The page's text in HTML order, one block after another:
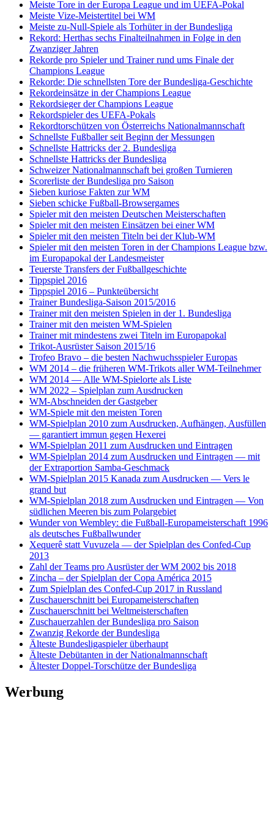
Meiste Tore in der Europa League und im UEFA-Pokal
Meiste Vize-Meistertitel bei WM
Meiste zu-Null-Spiele als Torhüter in der Bundesliga
Rekord: Herthas sechs Finalteilnahmen in Folge in den
Zwanziger Jahren
Rekorde pro Spieler und Trainer rund ums Finale der
Champions League
Rekorde: Die schnellsten Tore der Bundesliga-Geschichte
Rekordeinsätze in der Champions League
Rekordsieger der Champions League
Rekordspieler des UEFA-Pokals
Rekordtorschützen von Österreichs Nationalmannschaft
Schnellste Fußballer seit Beginn der Messungen
Schnellste Hattricks der 2. Bundesliga
Schnellste Hattricks der Bundesliga
Schweizer Nationalmannschaft bei großen Turnieren
Scorerliste der Bundesliga pro Saison
Sieben kuriose Fakten zur WM
Sieben schicke Fußball-Browsergames
Spieler mit den meisten Deutschen Meisterschaften
Spieler mit den meisten Einsätzen bei einer WM
Spieler mit den meisten Titeln bei der Klub-WM
Spieler mit den meisten Toren in der Champions League bzw.
im Europapokal der Landesmeister
Teuerste Transfers der Fußballgeschichte
Tippspiel 2016
Tippspiel 2016 – Punkteübersicht
Trainer Bundesliga-Saison 2015/2016
Trainer mit den meisten Spielen in der 1. Bundesliga
Trainer mit den meisten WM-Spielen
Trainer mit mindestens zwei Titeln im Europapokal
Trikot-Ausrüster Saison 2015/16
Trofeo Bravo – die besten Nachwuchsspieler Europas
WM 2014 – die früheren WM-Trikots aller WM-Teilnehmer
WM 2014 — Alle WM-Spielorte als Liste
WM 2022 – Spielplan zum Ausdrucken
WM-Abschneiden der Gastgeber
WM-Spiele mit den meisten Toren
WM-Spielplan 2010 zum Ausdrucken, Aufhängen, Ausfüllen
— garantiert immun gegen Hexerei
WM-Spielplan 2011 zum Ausdrucken und Eintragen
WM-Spielplan 2014 zum Ausdrucken und Eintragen — mit
der Extraportion Samba-Geschmack
WM-Spielplan 2015 Kanada zum Ausdrucken — Vers le
grand but
WM-Spielplan 2018 zum Ausdrucken und Eintragen — Von
südlichen Meeren bis zum Polargebiet
Wunder von Wembley: die Fußball-Europameisterschaft 1996
als deutsches Fußballwunder
Xequerê statt Vuvuzela — der Spielplan des Confed-Cup
2013
Zahl der Teams pro Ausrüster der WM 2002 bis 2018
Zincha – der Spielplan der Copa América 2015
Zum Spielplan des Confed-Cup 2017 in Russland
Zuschauerschnitt bei Europameisterschaften
Zuschauerschnitt bei Weltmeisterschaften
Zuschauerzahlen der Bundesliga pro Saison
Zwanzig Rekorde der Bundesliga
Älteste Bundesligaspieler überhaupt
Älteste Debütanten in der Nationalmannschaft
Ältester Doppel-Torschütze der Bundesliga
Werbung